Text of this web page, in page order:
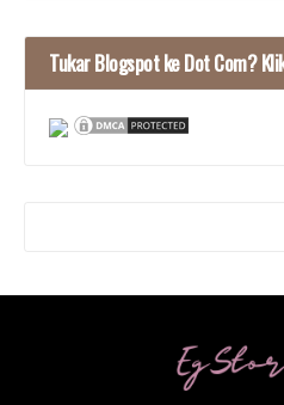
Tukar Blogspot ke Dot Com?